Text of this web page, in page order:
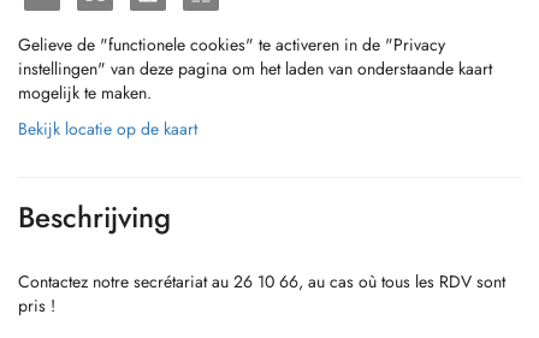
Gelieve de "functionele cookies" te activeren in de "Privacy
instellingen" van deze pagina om het laden van onderstaande kaart
mogelijk te maken.
Bekijk locatie op de kaart
Beschrijving
Contactez notre secrétariat au 26 10 66, au cas où tous les RDV sont
pris !